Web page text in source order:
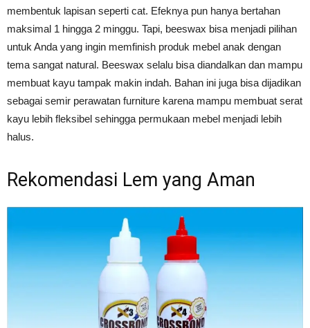
membentuk lapisan seperti cat. Efeknya pun hanya bertahan
maksimal 1 hingga 2 minggu. Tapi, beeswax bisa menjadi pilihan
untuk Anda yang ingin memfinish produk mebel anak dengan
tema sangat natural. Beeswax selalu bisa diandalkan dan mampu
membuat kayu tampak makin indah. Bahan ini juga bisa dijadikan
sebagai semir perawatan furniture karena mampu membuat serat
kayu lebih fleksibel sehingga permukaan mebel menjadi lebih
halus.
Rekomendasi Lem yang Aman